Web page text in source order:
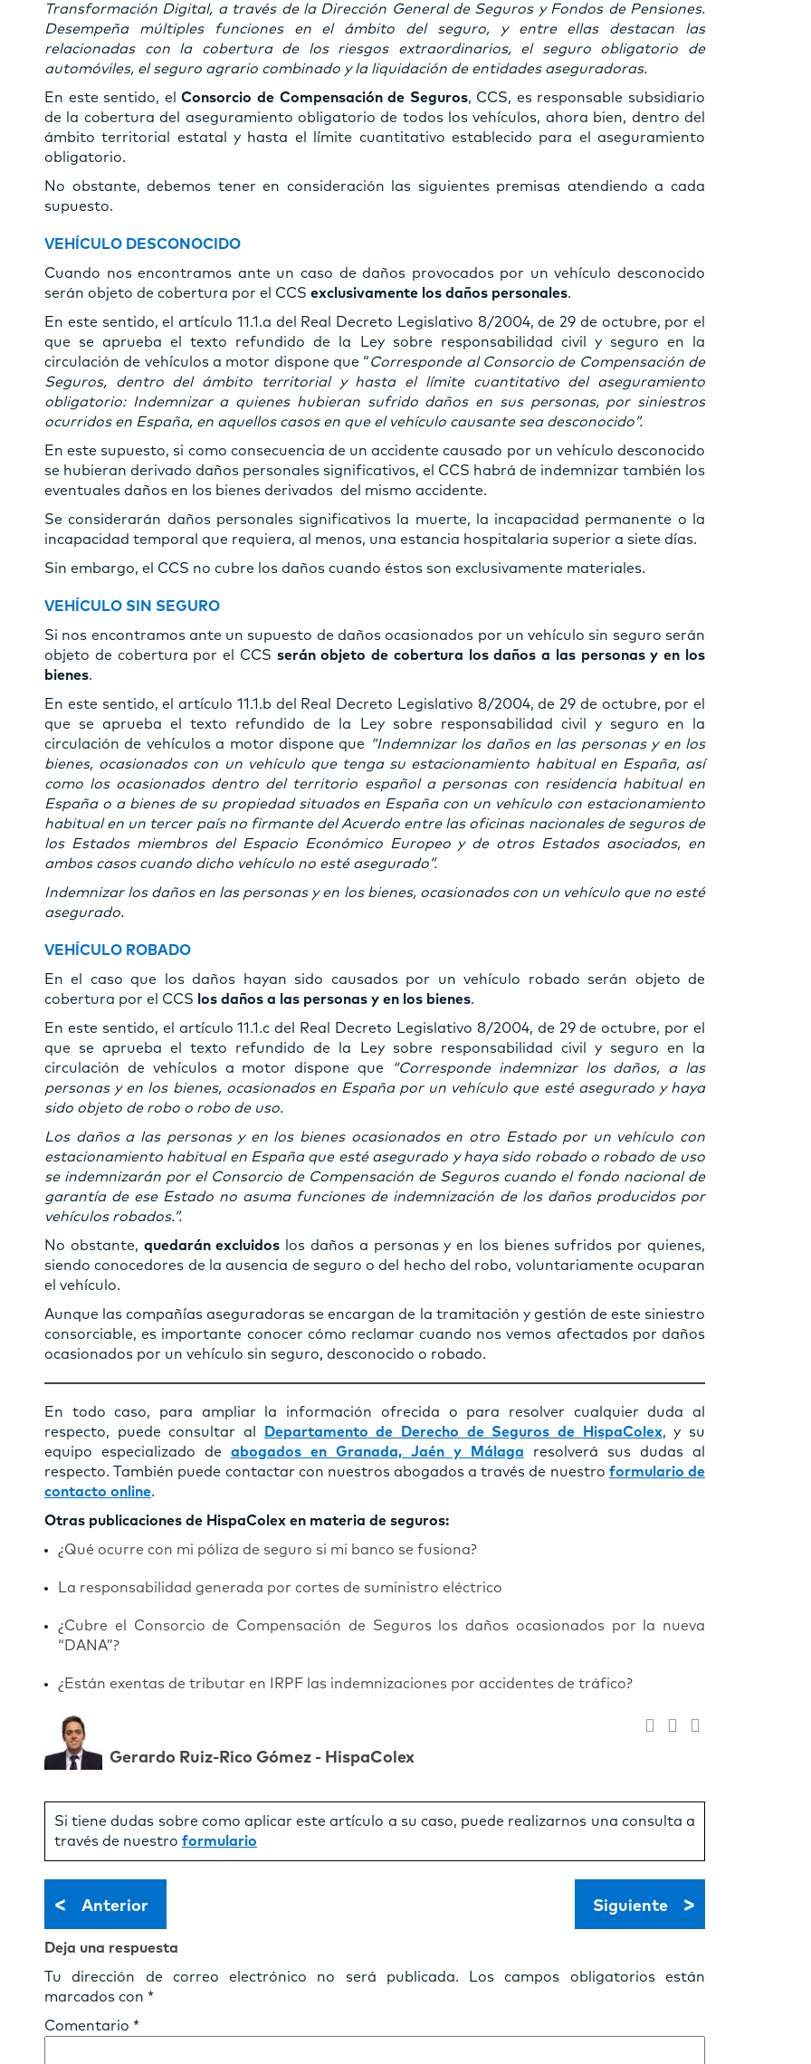
Transformación Digital, a través de la Dirección General de Seguros y Fondos de Pensiones.
Desempeña múltiples funciones en el ámbito del seguro, y entre ellas destacan las
relacionadas con la cobertura de los riesgos extraordinarios, el seguro obligatorio de
automóviles, el seguro agrario combinado y la liquidación de entidades aseguradoras.
En este sentido, elConsorcio de Compensación de Seguros, CCS, es responsable subsidiario
de la cobertura del aseguramiento obligatorio de todos los vehículos, ahora bien, dentro del
ámbito territorial estatal y hasta el límite cuantitativo establecido para el aseguramiento
obligatorio.
No obstante, debemos tener en consideración las siguientes premisas atendiendo a cada
supuesto.
VEHÍCULO DESCONOCIDO
Cuando nos encontramos ante un caso de daños provocados por un vehículo desconocido
serán objeto de cobertura por el CCS exclusivamente los daños personales.
En este sentido, el artículo 11.1.a del Real Decreto Legislativo 8/2004, de 29 de octubre, por el
que se aprueba el texto refundido de la Ley sobre responsabilidad civil y seguro en la
circulación de vehículos a motor dispone que “Corresponde al Consorcio de Compensación de
Seguros, dentro del ámbito territorial y hasta el límite cuantitativo del aseguramiento
obligatorio: Indemnizar a quienes hubieran sufrido daños en sus personas, por siniestros
ocurridos en España, en aquellos casos en que el vehículo causante sea desconocido”.
En este supuesto, si como consecuencia de un accidente causado por un vehículo desconocido
se hubieran derivado daños personales significativos, el CCS habrá de indemnizar también los
eventuales daños en los bienes derivados del mismo accidente.
Se considerarán daños personales significativos la muerte, la incapacidad permanente o la
incapacidad temporal que requiera, al menos, una estancia hospitalaria superior a siete días.
Sin embargo, el CCS no cubre los daños cuando éstos son exclusivamente materiales.
VEHÍCULO SIN SEGURO
Si nos encontramos ante un supuesto de daños ocasionados por un vehículo sin seguro serán
objeto de cobertura por el CCS serán objeto de cobertura los daños a las personas y en los
bienes.
En este sentido, el artículo 11.1.b del Real Decreto Legislativo 8/2004, de 29 de octubre, por el
que se aprueba el texto refundido de la Ley sobre responsabilidad civil y seguro en la
circulación de vehículos a motor dispone que
“Indemnizar los daños en las personas y en los
bienes, ocasionados con un vehículo que tenga su estacionamiento habitual en España, así
como los ocasionados dentro del territorio español a personas con residencia habitual en
España o a bienes de su propiedad situados en España con un vehículo con estacionamiento
habitual en un tercer país no firmante del Acuerdo entre las oficinas nacionales de seguros de
los Estados miembros del Espacio Económico Europeo y de otros Estados asociados, en
ambos casos cuando dicho vehículo no esté asegurado”.
Indemnizar los daños en las personas y en los bienes, ocasionados con un vehículo que no esté
asegurado.
VEHÍCULO ROBADO
En el caso que los daños hayan sido causados por un vehículo robado serán objeto de
cobertura por el CCS los daños a las personas y en los bienes.
En este sentido, el artículo 11.1.c del Real Decreto Legislativo 8/2004, de 29 de octubre, por el
que se aprueba el texto refundido de la Ley sobre responsabilidad civil y seguro en la
circulación de vehículos a motor dispone que
“Corresponde indemnizar los daños, a las
personas y en los bienes, ocasionados en España por un vehículo que esté asegurado y haya
sido objeto de robo o robo de uso.
Los daños a las personas y en los bienes ocasionados en otro Estado por un vehículo con
estacionamiento habitual en España que esté asegurado y haya sido robado o robado de uso
se indemnizarán por el Consorcio de Compensación de Seguros cuando el fondo nacional de
garantía de ese Estado no asuma funciones de indemnización de los daños producidos por
vehículos robados.”.
No obstante, quedarán excluidos los daños a personas y en los bienes sufridos por quienes,
siendo conocedores de la ausencia de seguro o del hecho del robo, voluntariamente ocuparan
el vehículo.
Aunque las compañías aseguradoras se encargan de la tramitación y gestión de este siniestro
consorciable, es importante conocer cómo reclamar cuando nos vemos afectados por daños
ocasionados por un vehículo sin seguro, desconocido o robado.
En todo caso, para ampliar la información ofrecida o para resolver cualquier duda al
respecto, puede consultar al
Departamento de Derecho de Seguros de HispaColex, y su
equipo especializado de abogados en Granada, Jaén y Málaga resolverá sus dudas al
respecto. También puede contactar con nuestros abogados a través de nuestro formulario de
contacto online.
Otras publicaciones de HispaColex en materia de seguros:
¿Qué ocurre con mi póliza de seguro si mi banco se fusiona?
La responsabilidad generada por cortes de suministro eléctrico
¿Cubre el Consorcio de Compensación de Seguros los daños ocasionados por la nueva
“DANA”?
¿Están exentas de tributar en IRPF las indemnizaciones por accidentes de tráfico?
Gerardo Ruiz-Rico Gómez - HispaColex
Si tiene dudas sobre como aplicar este artículo a su caso, puede realizarnos una consulta a
través de nuestro formulario
< Anterior Siguiente >
Deja una respuesta
Tu dirección de correo electrónico no será publicada.
Los campos obligatorios están
marcados con *
Comentario *